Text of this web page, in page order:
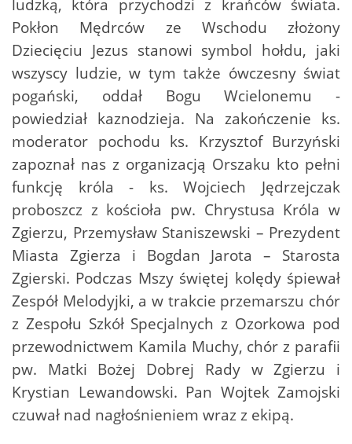
Pokłon Mędrców ze Wschodu złożony
Dziecięciu Jezus stanowi symbol hołdu, jaki
wszyscy ludzie, w tym także ówczesny świat
pogański, oddał Bogu Wcielonemu -
powiedział kaznodzieja. Na zakończenie ks.
moderator pochodu ks. Krzysztof Burzyński
zapoznał nas z organizacją Orszaku kto pełni
funkcję króla - ks. Wojciech Jędrzejczak
proboszcz z kościoła pw. Chrystusa Króla w
Zgierzu, Przemysław Staniszewski – Prezydent
Miasta Zgierza i Bogdan Jarota – Starosta
Zgierski. Podczas Mszy świętej kolędy śpiewał
Zespół Melodyjki, a w trakcie przemarszu chór
z Zespołu Szkół Specjalnych z Ozorkowa pod
przewodnictwem Kamila Muchy, chór z parafii
pw. Matki Bożej Dobrej Rady w Zgierzu i
Krystian Lewandowski. Pan Wojtek Zamojski
czuwał nad nagłośnieniem wraz z ekipą.